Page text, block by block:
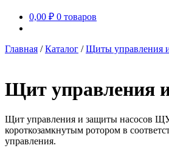
0,00 ₽ 0 товаров
Главная /Каталог /Щиты управления
Щит управления
Щит управления и защиты насосов
короткозамкнутым ротором в
управления.